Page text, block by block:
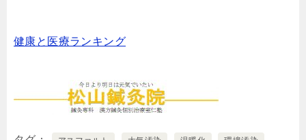
健康と医療ランキング